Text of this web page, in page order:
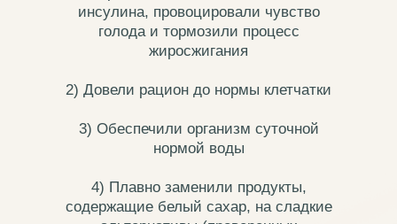
инсулина, провоцировали чувство
голода и тормозили процесс
жиросжигания
2) Довели рацион до нормы клетчатки
3) Обеспечили организм суточной
нормой воды
4) Плавно заменили продукты,
содержащие белый сахар, на сладкие